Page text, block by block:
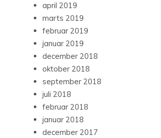
april 2019
marts 2019
februar 2019
januar 2019
december 2018
oktober 2018
september 2018
juli 2018
februar 2018
januar 2018
december 2017